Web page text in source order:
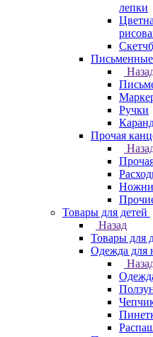
лепки
Ручки
Прочая
Товары для детей
Назад
Товары для
Одежда для